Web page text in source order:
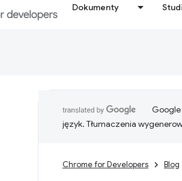
Dokumenty
Google
język. Tłumaczenia
Chrome for Developers Blog